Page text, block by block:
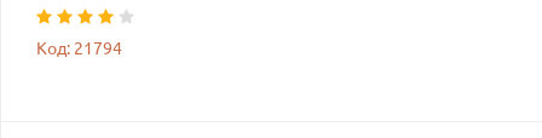
Код: 21794